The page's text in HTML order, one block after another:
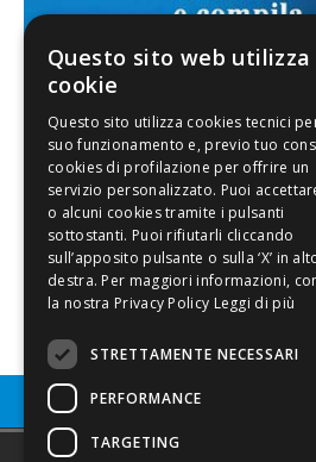
FACEBOOK
Sede legale, Redazione, pubblicità e
Questo sito web utilizza
cookie
Leggi di più
STRETTAMENTE NECESSARI
PERFORMANCE
TARGETING